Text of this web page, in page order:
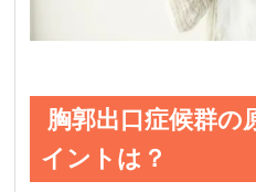
胸郭出口症候群の
イントは？